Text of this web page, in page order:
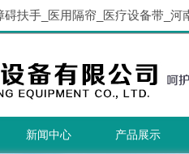
扶手_医用隔帘_医疗设备带_河
新闻中心 产品展示